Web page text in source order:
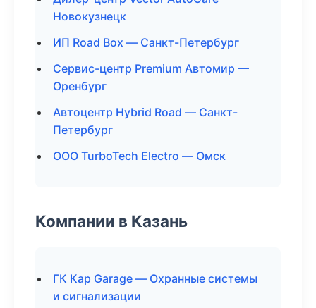
Новокузнецк
ИП Road Box — Санкт-Петербург
Сервис-центр Premium Автомир —
Оренбург
Автоцентр Hybrid Road — Санкт-
Петербург
ООО TurboTech Electro — Омск
Компании в Казань
ГК Кар Garage — Охранные системы
и сигнализации